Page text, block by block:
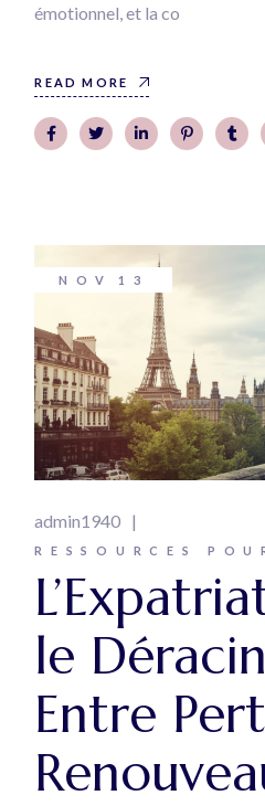
émotionnel, et la co
READ MORE
NOV 13
admin1940
RESSOURCES
le
Entre